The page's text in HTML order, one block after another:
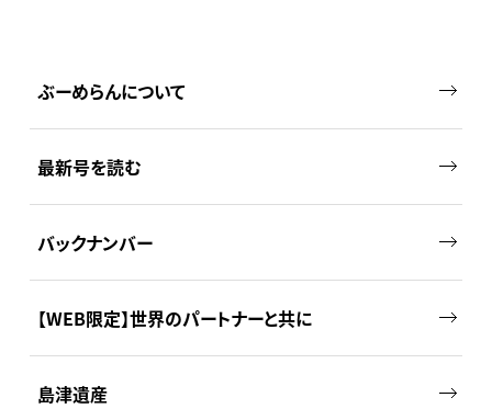
ぶーめらんについて
最新号を読む
バックナンバー
【WEB限定】世界のパートナーと共に
島津遺産